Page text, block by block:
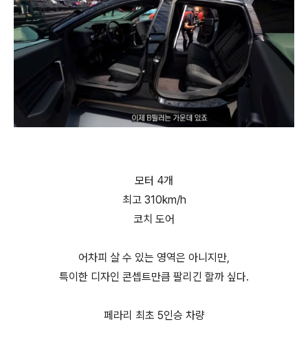
모터 4개
최고 310km/h
코치 도어
어차피 살 수 있는 영역은 아니지만,
특이한 디자인 콘셉트만큼 팔리긴 할까 싶다.
페라리 최초 5인승 차량